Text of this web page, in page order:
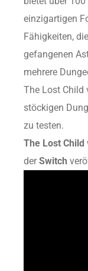
einzigartigen
Fähigkeiten,
gefangenen
mehrere
The Lost Child
stöckigen
zu testen.
The Lost Child
derSwitch